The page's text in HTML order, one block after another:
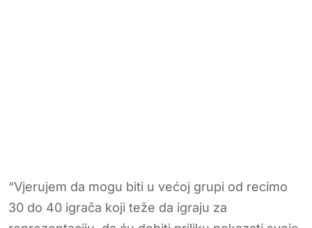
“Vjerujem da mogu biti u većoj grupi od recimo
30 do 40 igrača koji teže da igraju za